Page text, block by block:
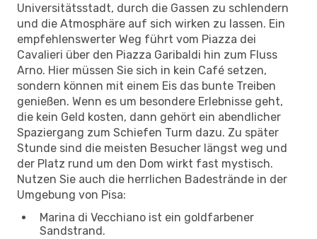
Universitätsstadt, durch die Gassen zu schlendern
und die Atmosphäre auf sich wirken zu lassen. Ein
empfehlenswerter Weg führt vom Piazza dei
Cavalieri über den Piazza Garibaldi hin zum Fluss
Arno. Hier müssen Sie sich in kein Café setzen,
sondern können mit einem Eis das bunte Treiben
genießen. Wenn es um besondere Erlebnisse geht,
die kein Geld kosten, dann gehört ein abendlicher
Spaziergang zum Schiefen Turm dazu. Zu später
Stunde sind die meisten Besucher längst weg und
der Platz rund um den Dom wirkt fast mystisch.
Nutzen Sie auch die herrlichen Badestrände in der
Umgebung von Pisa:
Marina di Vecchiano ist ein goldfarbener
Sandstrand.